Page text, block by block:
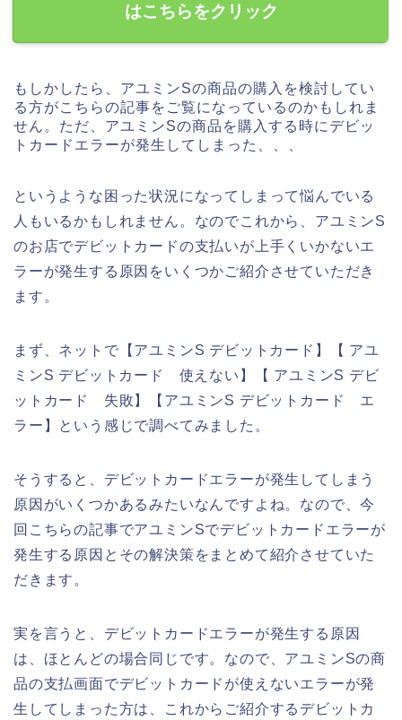
はこちらをクリック
もしかしたら、アユミンSの商品の購入を検討してい
る方がこちらの記事をご覧になっているのかもしれま
せん。ただ、アユミンSの商品を購入する時にデビッ
トカードエラーが発生してしまった、、、
というような困った状況になってしまって悩んでいる
人もいるかもしれません。なのでこれから、アユミンS
のお店でデビットカードの支払いが上手くいかないエ
ラーが発生する原因をいくつかご紹介させていただき
ます。
まず、ネットで【アユミンS デビットカード】【 アユ
ミンS デビットカード 使えない】【 アユミンS デビ
ットカード 失敗】【アユミンS デビットカード エ
ラー】という感じで調べてみました。
そうすると、デビットカードエラーが発生してしまう
原因がいくつかあるみたいなんですよね。なので、今
回こちらの記事でアユミンSでデビットカードエラーが
発生する原因とその解決策をまとめて紹介させていた
だきます。
実を言うと、デビットカードエラーが発生する原因
は、ほとんどの場合同じです。なので、アユミンSの商
品の支払画面でデビットカードが使えないエラーが発
生してしまった方は、これからご紹介するデビットカ